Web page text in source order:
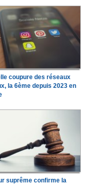
coupure des réseaux
la 6ème depuis 2023 en
suprême confirme la